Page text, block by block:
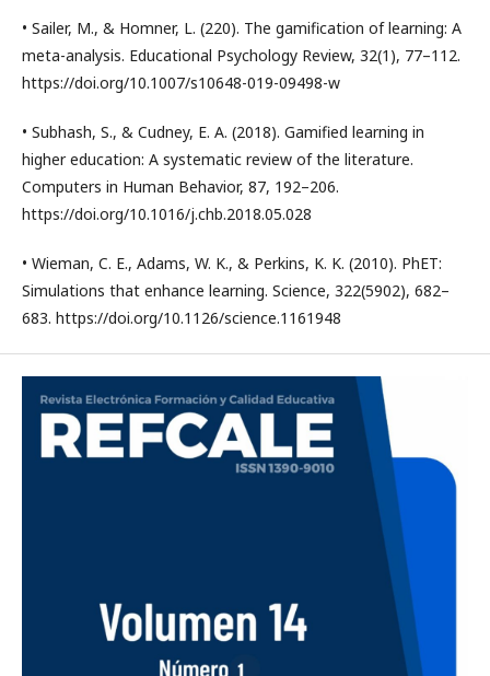
• Sailer, M., & Homner, L. (220). The gamification of learning: A
meta-analysis. Educational Psychology Review, 32(1), 77–112.
https://doi.org/10.1007/s10648-019-09498-w
• Subhash, S., & Cudney, E. A. (2018). Gamified learning in
higher education: A systematic review of the literature.
Computers in Human Behavior, 87, 192–206.
https://doi.org/10.1016/j.chb.2018.05.028
• Wieman, C. E., Adams, W. K., & Perkins, K. K. (2010). PhET:
Simulations that enhance learning. Science, 322(5902), 682–
683. https://doi.org/10.1126/science.1161948